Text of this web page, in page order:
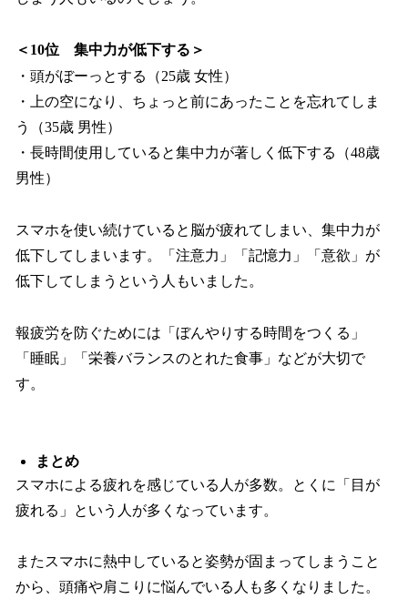
＜10位 集中力が低下する＞
・頭がぼーっとする（25歳 女性）
・上の空になり、ちょっと前にあったことを忘れてしま
う（35歳 男性）
・長時間使用していると集中力が著しく低下する（48歳
男性）
スマホを使い続けていると脳が疲れてしまい、集中力が
低下してしまいます。「注意力」「記憶力」「意欲」が
低下してしまうという人もいました。
報疲労を防ぐためには「ぼんやりする時間をつくる」
「睡眠」「栄養バランスのとれた食事」などが大切で
す。
まとめ
スマホによる疲れを感じている人が多数。とくに「目が
疲れる」という人が多くなっています。
またスマホに熱中していると姿勢が固まってしまうこと
から、頭痛や肩こりに悩んでいる人も多くなりました。